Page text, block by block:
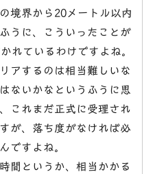
境界から20メートル以内
うに、こういったことが
れているわけですよね。
アするのは相当難しいな
ないかなというふうに思
これまだ正式に受理され
が、落ち度がなければ必
ですよね。
間というか、相当かかる